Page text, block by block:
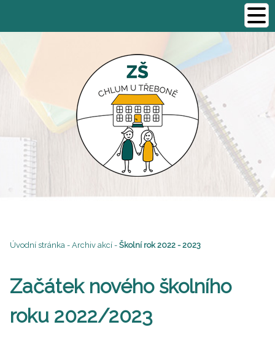
Úvodní stránka - Archiv akcí - Školní rok 2022 - 2023
Začátek nového školního
roku 2022/2023